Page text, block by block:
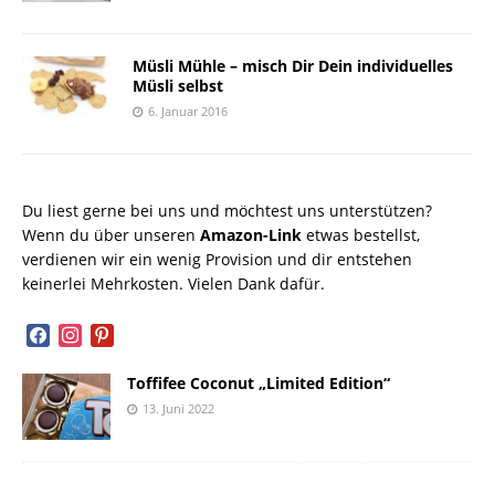
Müsli Mühle – misch Dir Dein individuelles
Müsli selbst
6. Januar 2016
Du liest gerne bei uns und möchtest uns unterstützen?
Wenn du über unseren Amazon-Link etwas bestellst,
verdienen wir ein wenig Provision und dir entstehen
keinerlei Mehrkosten. Vielen Dank dafür.
facebookinstagram
pinterest
Toffifee Coconut „Limited Edition“
13. Juni 2022